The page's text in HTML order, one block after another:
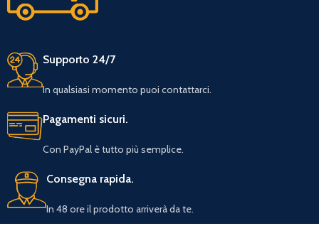
Supporto 24/7
In qualsiasi momento puoi contattarci.
Pagamenti sicuri.
Con PayPal è tutto più semplice.
Consegna rapida.
In 48 ore il prodotto arriverà da te.